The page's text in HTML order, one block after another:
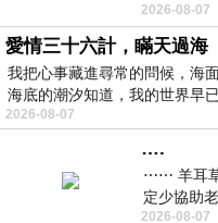
看到工作
2026-08-07
愛情三十六計，瞞天過海
我把心事藏進尋常的問候，海
海底的潮汐知道，我的世界早
2026-08-07
….
⋯⋯ 羊耳草
定少協助
不是我的
2026-08-07